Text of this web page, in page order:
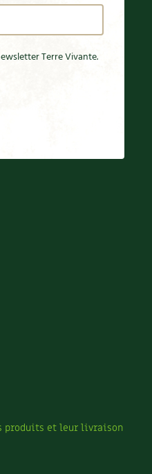
Terre Vivante.
produits et leur livraison